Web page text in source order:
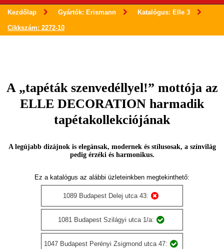
Kezdőlap Gyártók: Erismann Katalógus: Elle 3
Cikkszám: 2272-10
A „tapéták szenvedéllyel!” mottója az
ELLE DECORATION harmadik
tapétakollekciójának
A legújabb dizájnok is elegánsak, modernek és stílusosak, a színvilág
pedig érzéki és harmonikus.
Ez a katalógus az alábbi üzleteinkben megtekinthető:
1089 Budapest Delej utca 43:
1081 Budapest Szilágyi utca 1/a:
1047 Budapest Perényi Zsigmond utca 47: